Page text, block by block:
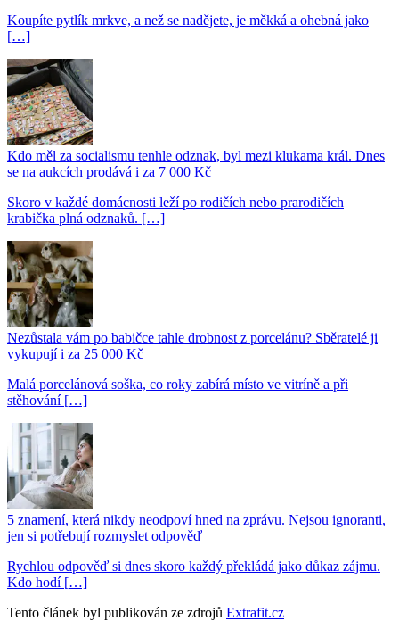
Koupíte pytlík mrkve, a než se nadějete, je měkká a ohebná jako
[…]
Kdo měl za socialismu tenhle odznak, byl mezi klukama král. Dnes
se na aukcích prodává i za 7 000 Kč
Skoro v každé domácnosti leží po rodičích nebo prarodičích
krabička plná odznaků. […]
Nezůstala vám po babičce tahle drobnost z porcelánu? Sběratelé ji
vykupují i za 25 000 Kč
Malá porcelánová soška, co roky zabírá místo ve vitríně a při
stěhování […]
5 znamení, která nikdy neodpoví hned na zprávu. Nejsou ignoranti,
jen si potřebují rozmyslet odpověď
Rychlou odpověď si dnes skoro každý překládá jako důkaz zájmu.
Kdo hodí […]
Tento článek byl publikován ze zdrojů Extrafit.cz